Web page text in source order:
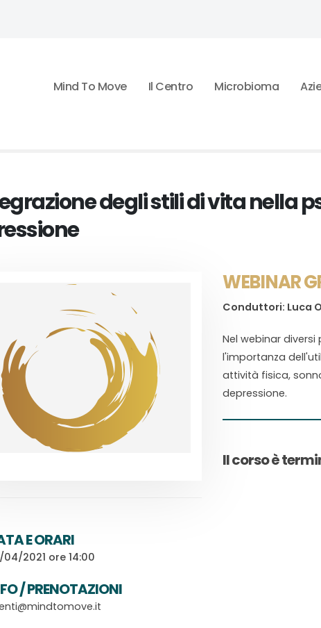
Mind To Move Il Centro Microbioma
degli stili di vita nella
E ORARI
04/2021 ore 14:00
/ PRENOTAZIONI
WEBINAR
Conduttori: Luca
Nel webinar
l'importanza
attività fisica,
depressione.
Il corso è